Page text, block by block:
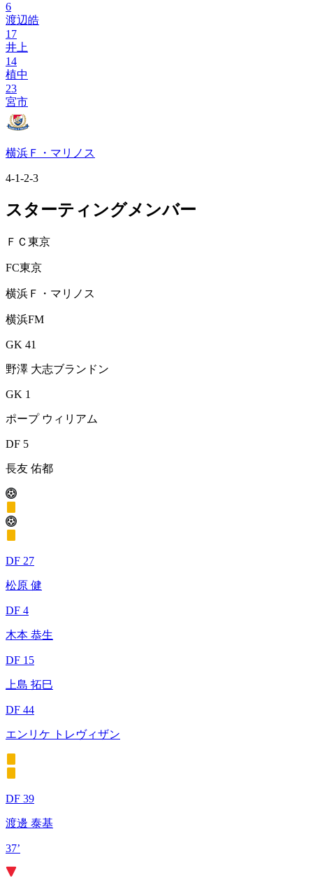
6
渡辺皓
17
井上
14
植中
23
宮市
横浜Ｆ・マリノス
4-1-2-3
スターティングメンバー
ＦＣ東京
FC東京
横浜Ｆ・マリノス
横浜FM
GK 41
野澤 大志ブランドン
GK 1
ポープ ウィリアム
DF 5
長友 佑都
DF 27
松原 健
DF 4
木本 恭生
DF 15
上島 拓巳
DF 44
エンリケ トレヴィザン
DF 39
渡邊 泰基
37’